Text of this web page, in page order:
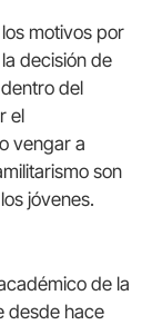
motivos por
decisión de
del
el
vengar a
son
jóvenes.
de la
desde hace